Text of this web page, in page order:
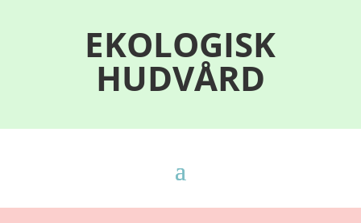
EKOLOGISK
HUDVÅRD